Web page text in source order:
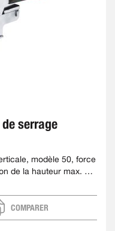
serrage
modèle 50, force
de la hauteur max. 40
COMPARER